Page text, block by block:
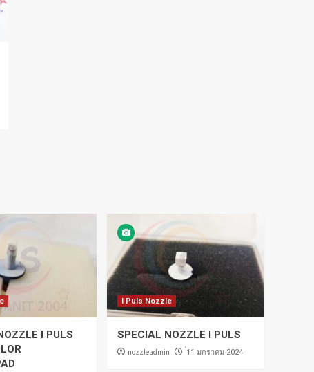
I PULS
I Puls Nozzle
SPECIAL NOZZLE I PULS
nozzleadmin ่11 มกราคม 2024